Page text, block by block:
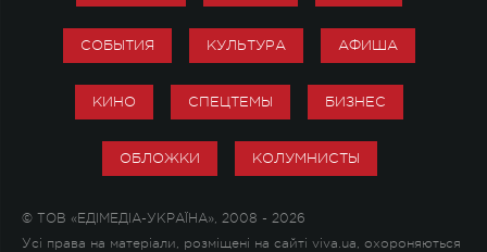
СОБЫТИЯ КУЛЬТУРА АФИША
КИНО СПЕЦТЕМЫ БИЗНЕС
ОБЛОЖКИ КОЛУМНИСТЫ
© ТОВ «ЕДІМЕДІА-УКРАЇНА», 2008 - 2026
Усі права на матеріали, розміщені на сайті viva.ua, охороняються